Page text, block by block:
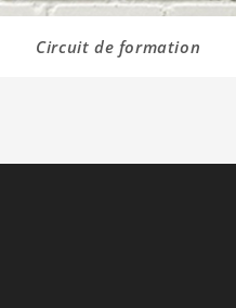
Circuit de formation